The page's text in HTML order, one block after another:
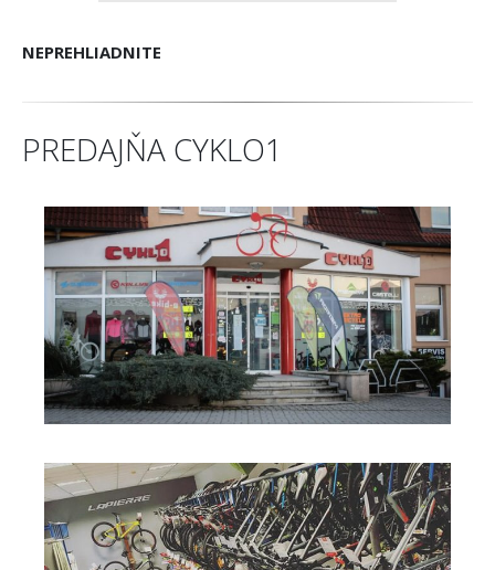
NEPREHLIADNITE
PREDAJŇA CYKLO1